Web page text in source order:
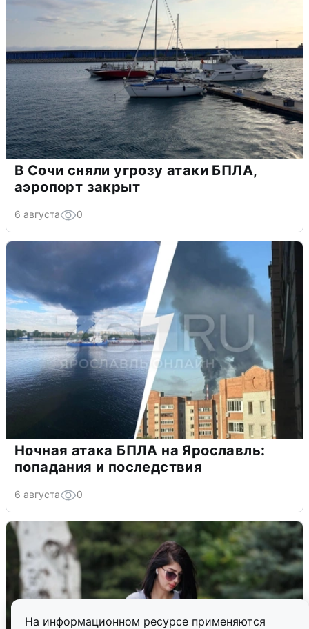
На информационном ресурсе применяются
В Сочи сняли угрозу атаки БПЛА,
аэропорт закрыт
6 августа 0
Ночная атака БПЛА на Ярославль:
попадания и последствия
6 августа 0